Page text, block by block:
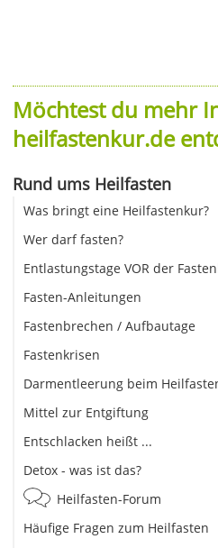
Möchtest du mehr
heilfastenkur.de
Rund ums Heilfasten
Was bringt eine Heilfastenkur?
Wer darf fasten?
Entlastungstage VOR der
Fasten-Anleitungen
Fastenbrechen / Aufbautage
Fastenkrisen
Darmentleerung beim
Mittel zur Entgiftung
Entschlacken heißt ...
Detox - was ist das?
Heilfasten-Forum
Häufige Fragen zum Heilfasten